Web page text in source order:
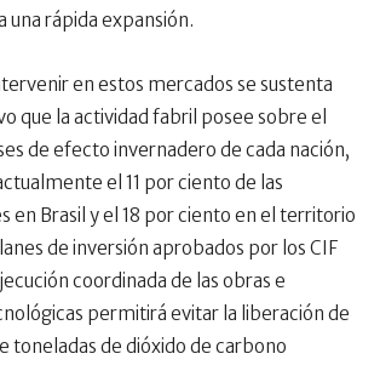
una rápida expansión.
en estos mercados se sustenta
que la actividad fabril posee sobre el
de efecto invernadero de cada nación,
el 11 por ciento de las
en Brasil y el 18 por ciento en el territorio
de inversión aprobados por los CIF
coordinada de las obras e
permitirá evitar la liberación de
toneladas de dióxido de carbono